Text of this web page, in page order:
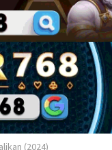
(2024)